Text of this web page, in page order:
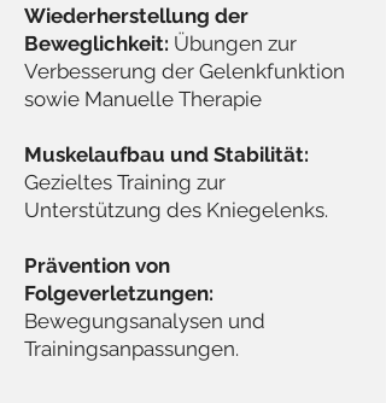
Wiederherstellung der
Beweglichkeit: Übungen zur
Verbesserung der Gelenkfunktion
sowie Manuelle Therapie
Muskelaufbau und Stabilität:
Gezieltes Training zur
Unterstützung des Kniegelenks.
Prävention von
Folgeverletzungen:
Bewegungsanalysen und
Trainingsanpassungen.